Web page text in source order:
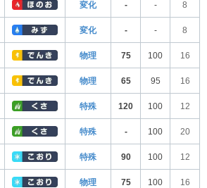
変化 - - 8
変化 - - 8
物理 75 100 16
物理 65 95 16
特殊 120 100 12
特殊 - 100 20
特殊 90 100 12
物理 75 100 16